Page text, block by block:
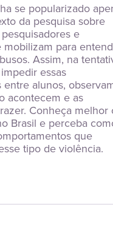
se popularizado
da pesquisa sobre
e
mobilizam para
Assim, na
essas
alunos,
acontecem e as
Conheça melhor
Brasil e perceba
que
tipo de violência.